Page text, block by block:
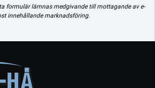
formulär lämnas medgivande till mottagande av e-
innehållande marknadsföring.